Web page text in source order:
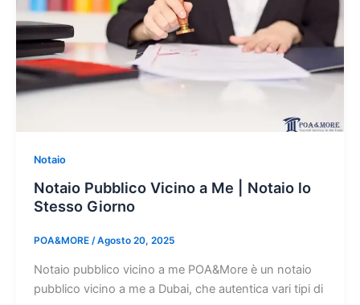
Notaio
Notaio Pubblico Vicino a Me | Notaio lo
Stesso Giorno
POA&MORE /Agosto 20, 2025
Notaio pubblico vicino a me POA&More è un notaio
pubblico vicino a me a Dubai, che autentica vari tipi di